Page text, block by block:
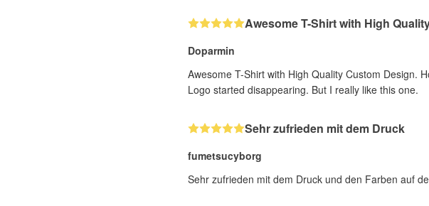
Awesome T-Shirt with High
Doparmin
Awesome T-Shirt with High Quality Custom Design.
Logo started disappearing. But I really like this one.
Sehr zufrieden mit dem Druck
fumetsucyborg
Sehr zufrieden mit dem Druck und den Farben auf